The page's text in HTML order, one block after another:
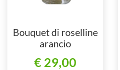
Bouquet di roselline
arancio
€ 29,00